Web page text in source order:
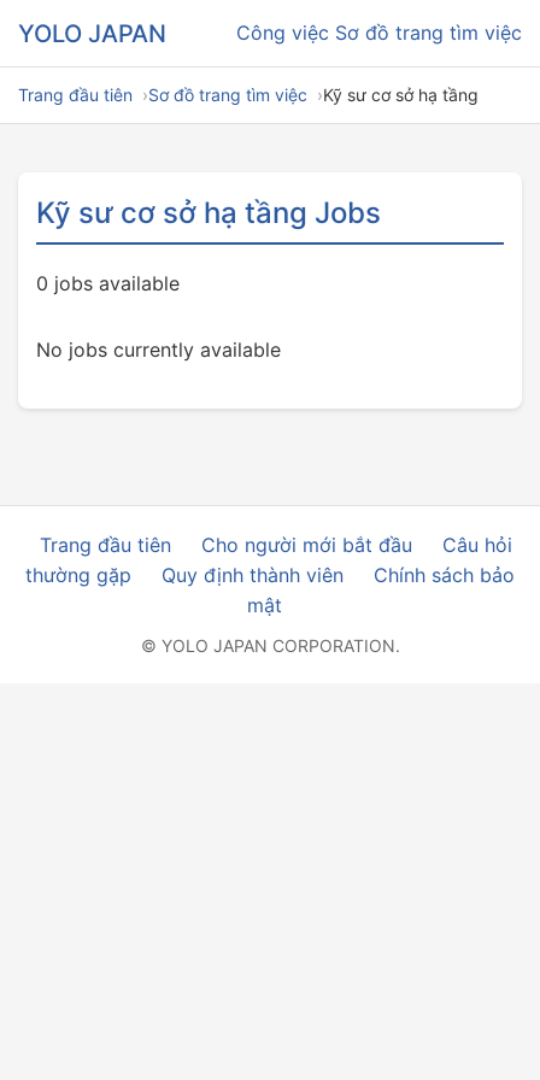
YOLO JAPAN Công việc Sơ đồ trang tìm việc
Trang đầu tiên Sơ đồ trang tìm việc Kỹ sư cơ sở hạ tầng
Kỹ sư cơ sở hạ tầng Jobs
0 jobs available
No jobs currently available
Trang đầu tiên Cho người mới bắt đầu
Câu hỏi
thường gặp
Quy định thành viên
Chính sách bảo
mật
© YOLO JAPAN CORPORATION.